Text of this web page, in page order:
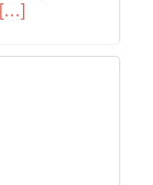
[…]